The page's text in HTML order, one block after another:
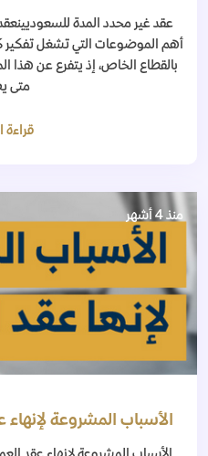
عقد غير محدد المدة
أهم الموضوعات التي تشغل تفكير
بالقطاع الخاص، إذ يتفرع عن هذا
متى
قراءة
منذ 4 أشهر
الأسباب المشروعة